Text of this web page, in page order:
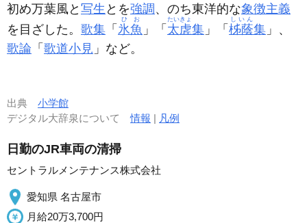
初め万葉風と 写生 とを強調 、のち東洋的な象徴主義
を目ざした。 歌集 「 氷魚
ひお
」「 太虗
たいきょ
集 」「 柹蔭
しいん
集 」、
歌論 「 歌道小見 」など。
出典 小学館
デジタル大辞泉について情報 | 凡例
日勤のJR車両の清掃
セントラルメンテナンス株式会社
愛知県 名古屋市
月給20万3,700円